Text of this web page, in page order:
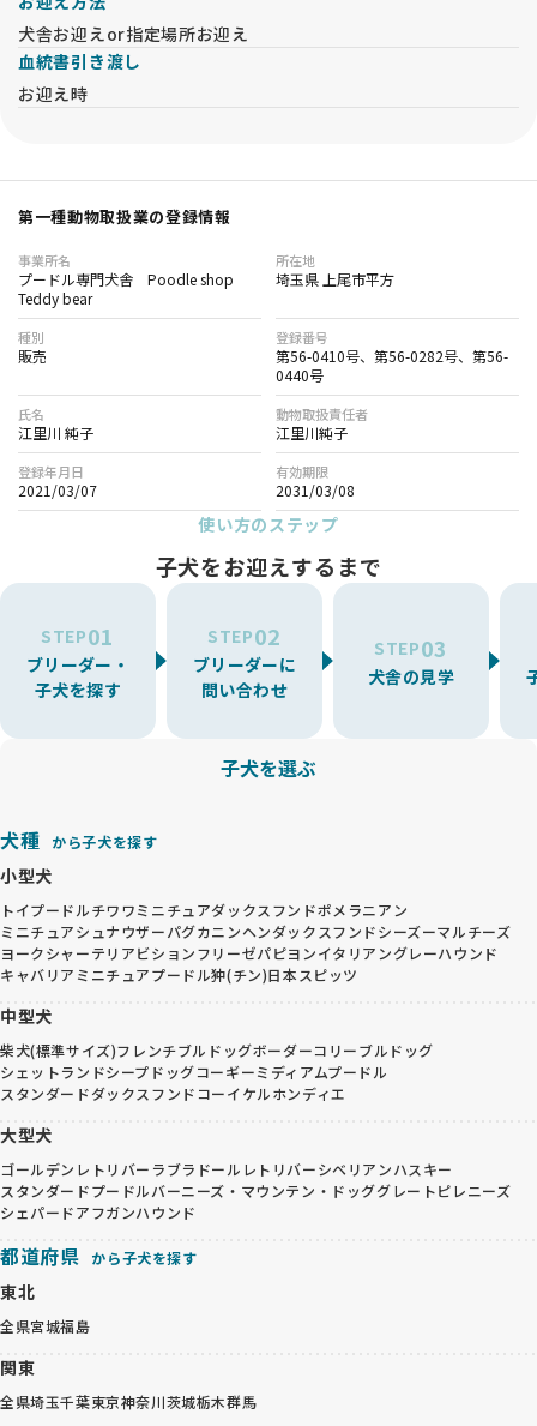
犬舎お迎えor指定場所お迎え
血統書引き渡し
お迎え時
第一種動物取扱業の登録情報
事業所名
プードル専門犬舎 Poodle shop
Teddy bear
所在地
埼玉県 上尾市平方
種別
販売
登録番号
第56-0410号、第56-0282号、第56-
0440号
氏名
江里川 純子
動物取扱責任者
江里川純子
登録年月日
2021/03/07
有効期限
2031/03/08
使い方のステップ
子犬をお迎えするまで
STEP01
ブリーダー・
子犬を探す
STEP02
ブリーダーに
問い合わせ
STEP03
犬舎の見学
子犬を選ぶ
犬種 から子犬を探す
小型犬
トイプードルチワワミニチュアダックスフンドポメラニアン
ミニチュアシュナウザーパグカニンヘンダックスフンドシーズーマルチーズ
ヨークシャーテリアビションフリーゼパピヨンイタリアングレーハウンド
キャバリア ミニチュアプードル狆(チン)日本スピッツ
中型犬
柴犬(標準サイズ)フレンチブルドッグボーダーコリーブルドッグ
シェットランドシープドッグコーギーミディアムプードル
スタンダードダックスフンドコーイケルホンディエ
大型犬
ゴールデンレトリバー ラブラドールレトリバーシベリアンハスキー
スタンダードプードルバーニーズ・マウンテン・ドッググレートピレニーズ
シェパードアフガンハウンド
都道府県 から子犬を探す
東北
全県宮城福島
関東
全県埼玉千葉東京神奈川茨城栃木群馬